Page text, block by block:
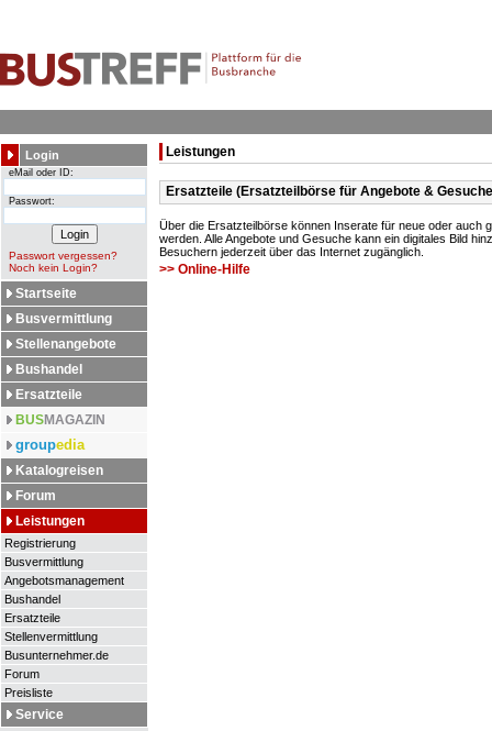
Login
eMail oder ID:
Passwort:
Passwort vergessen?
Noch kein Login?
Startseite
Busvermittlung
Stellenangebote
Bushandel
Ersatzteile
BUSMAGAZIN
groupedia
Katalogreisen
Forum
Leistungen
Registrierung
Busvermittlung
Angebotsmanagement
Bushandel
Ersatzteile
Stellenvermittlung
Busunternehmer.de
Forum
Preisliste
Service
Leistungen
Ersatzteile (Ersatzteilbörse für Angebote &
Über die Ersatzteilbörse können Inserate für neue oder auch
werden. Alle Angebote und Gesuche kann ein digitales Bild
Besuchern jederzeit über das Internet zugänglich.
>> Online-Hilfe